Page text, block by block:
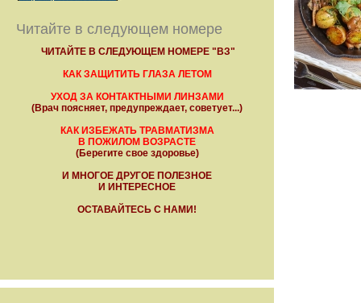
Читайте в следующем номере
ЧИТАЙТЕ В СЛЕДУЮЩЕМ НОМЕРЕ "ВЗ"
КАК ЗАЩИТИТЬ ГЛАЗА ЛЕТОМ
УХОД ЗА КОНТАКТНЫМИ ЛИНЗАМИ
(Врач поясняет, предупреждает, советует...)
КАК ИЗБЕЖАТЬ ТРАВМАТИЗМА
В ПОЖИЛОМ ВОЗРАСТЕ
(Берегите свое здоровье)
И МНОГОЕ ДРУГОЕ ПОЛЕЗНОЕ
И ИНТЕРЕСНОЕ
ОСТАВАЙТЕСЬ С НАМИ!